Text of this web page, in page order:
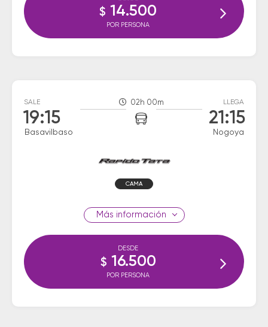
$ 14.500
POR PERSONA
SALE
19:15
Basavilbaso
02h 00m LLEGA
21:15
Nogoya
CAMA
información
DESDE
$ 16.500
POR PERSONA